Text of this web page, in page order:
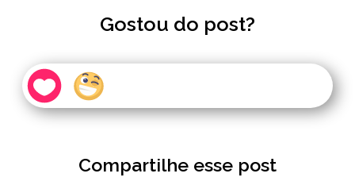
Gostou do post?
Compartilhe esse post